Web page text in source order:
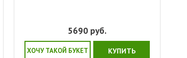
5690руб.
ХОЧУ ТАКОЙ БУКЕТ КУПИТЬ